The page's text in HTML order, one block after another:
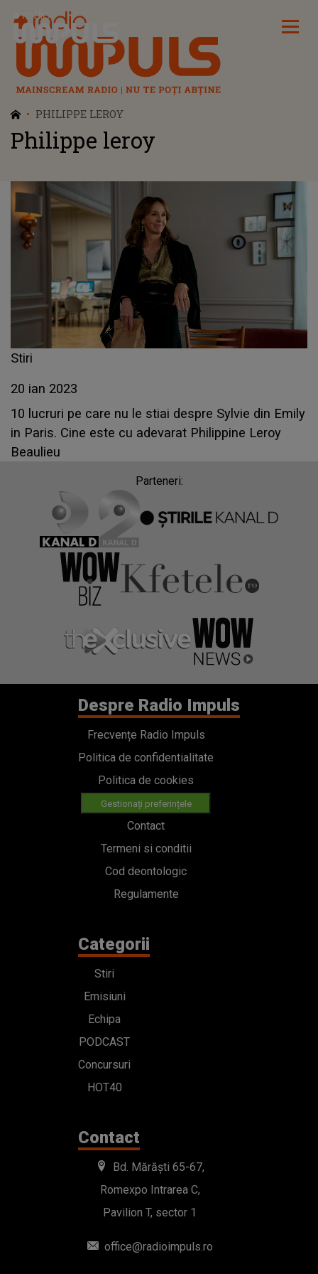
Radio Impuls
PHILIPPE LEROY
Philippe leroy
Stiri
20 ian 2023
10 lucruri pe care nu le stiai despre Sylvie din Emily
in Paris. Cine este cu adevarat Philippine Leroy
Beaulieu
Parteneri:
Despre Radio Impuls
Frecvențe Radio Impuls
Politica de confidentialitate
Politica de cookies
Gestionați preferințele
Contact
Termeni si conditii
Cod deontologic
Regulamente
Categorii
Stiri
Emisiuni
Echipa
PODCAST
Concursuri
HOT40
Contact
Bd. Mărăști 65-67,
Romexpo Intrarea C,
Pavilion T, sector 1
office@radioimpuls.ro